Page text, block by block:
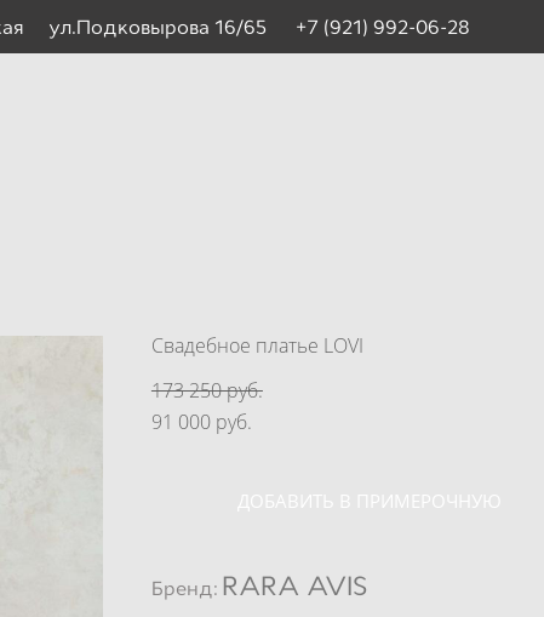
ул.Подковырова 16/65 +7 (921) 992-06-28
Свадебное платье LOVI
173 250 pуб.
91 000 pуб.
ДОБАВИТЬ В ПРИМЕРОЧНУЮ
Бренд: RARA AVIS